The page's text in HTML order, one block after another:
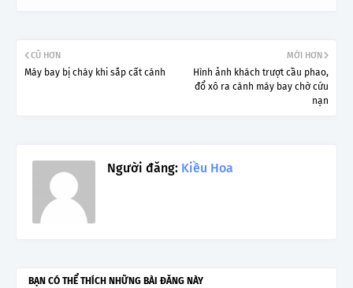
MỚI HƠN
Hình ảnh khách trượt cầu phao,
đổ xô ra cánh máy bay chờ cứu
nạn
CŨ HƠN
Máy bay bị cháy khi sắp cất cánh
Người đăng: Kiều Hoa
BẠN CÓ THỂ THÍCH NHỮNG BÀI ĐĂNG NÀY